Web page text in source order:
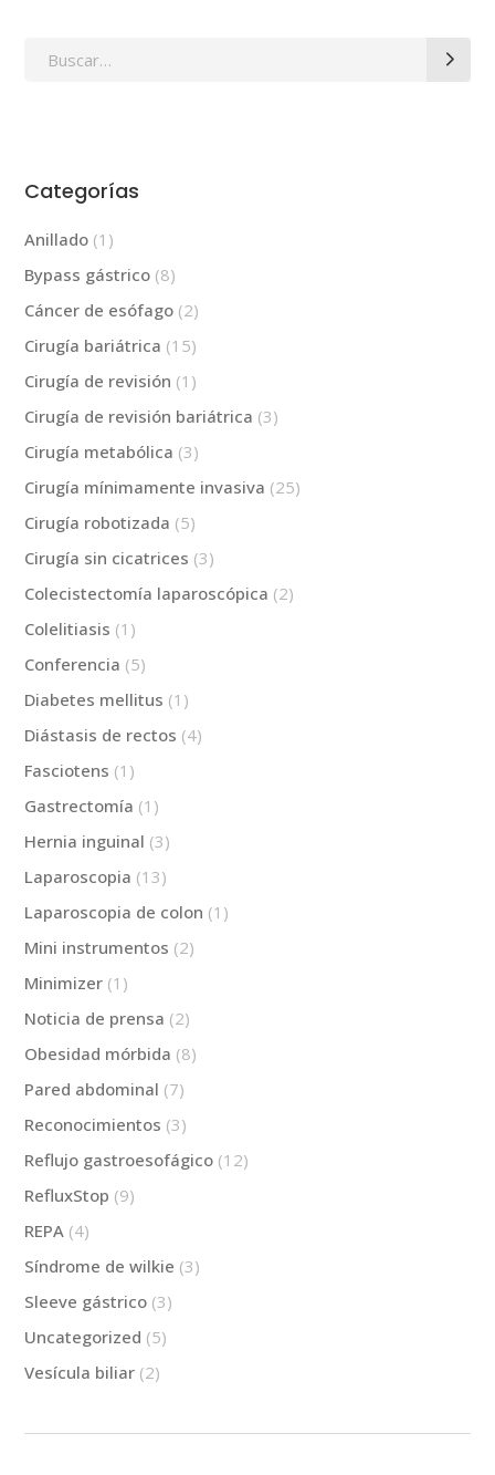
Search
Categorías
Anillado (1)
Bypass gástrico (8)
Cáncer de esófago (2)
Cirugía bariátrica (15)
Cirugía de revisión (1)
Cirugía de revisión bariátrica (3)
Cirugía metabólica (3)
Cirugía mínimamente invasiva (25)
Cirugía robotizada (5)
Cirugía sin cicatrices (3)
Colecistectomía laparoscópica (2)
Colelitiasis (1)
Conferencia (5)
Diabetes mellitus (1)
Diástasis de rectos (4)
Fasciotens (1)
Gastrectomía (1)
Hernia inguinal (3)
Laparoscopia (13)
Laparoscopia de colon (1)
Mini instrumentos (2)
Minimizer (1)
Noticia de prensa (2)
Obesidad mórbida (8)
Pared abdominal (7)
Reconocimientos (3)
Reflujo gastroesofágico (12)
RefluxStop (9)
REPA (4)
Síndrome de wilkie (3)
Sleeve gástrico (3)
Uncategorized (5)
Vesícula biliar (2)